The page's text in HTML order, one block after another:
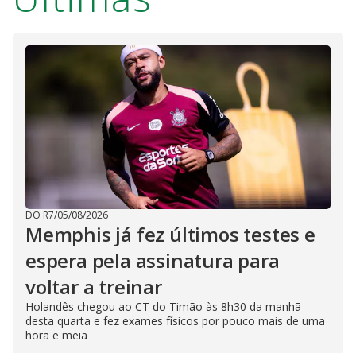
i
d
e
o
DO R7/05/08/2026
Memphis já fez últimos testes e
espera pela assinatura para
voltar a treinar
Holandês chegou ao CT do Timão às 8h30 da manhã
desta quarta e fez exames físicos por pouco mais de uma
hora e meia